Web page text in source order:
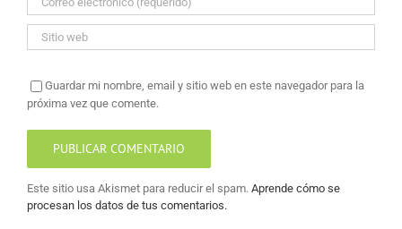
Guardar mi nombre, email y sitio web en este navegador para la
próxima vez que comente.
Este sitio usa Akismet para reducir el spam. Aprende cómo se
procesan los datos de tus comentarios.